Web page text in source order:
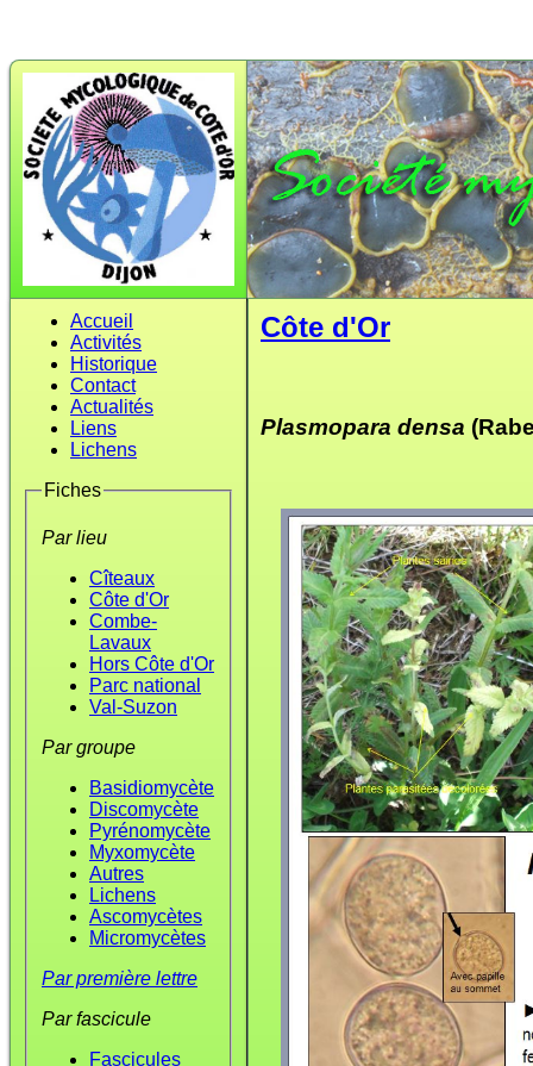
Accueil
Activités
Historique
Contact
Actualités
Liens
Lichens
Fiches
Par lieu
Cîteaux
Côte d'Or
Combe-
Lavaux
Hors Côte d'Or
Parc national
Val-Suzon
Par groupe
Basidiomycète
Discomycète
Pyrénomycète
Myxomycète
Autres
Lichens
Ascomycètes
Micromycètes
Par première lettre
Par fascicule
Fascicules
Côte d'Or
Plasmopara densa